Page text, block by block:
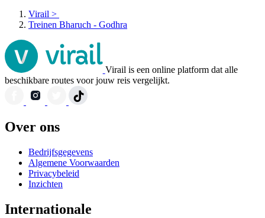
Virail >
Treinen Bharuch - Godhra
Virail is een online platform dat alle
beschikbare routes voor jouw reis vergelijkt.
Over ons
Bedrijfsgegevens
Algemene Voorwaarden
Privacybeleid
Inzichten
Internationale